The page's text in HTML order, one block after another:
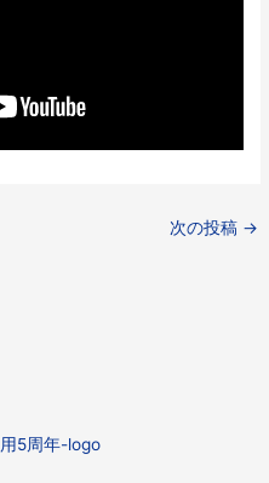
次の投稿 →